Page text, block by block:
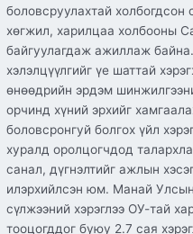
боловсруулахтай холбогдсон
хөгжил, харилцаа холбооны
байгуулагдаж ажиллаж
хэлэлцүүлгийг үе шаттай
өнөөдрийн эрдэм
орчинд хүний эрхийг
боловсронгуй болгох үйл
хуралд оролцогчдод
санал, дүгнэлтийг ажлын
илэрхийлсэн юм. Манай
сүлжээний хэрэглээ ОУ-тай
тооцогддог буюу 2.7 сая